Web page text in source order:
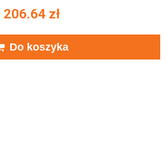
206.64 zł
Do koszyka